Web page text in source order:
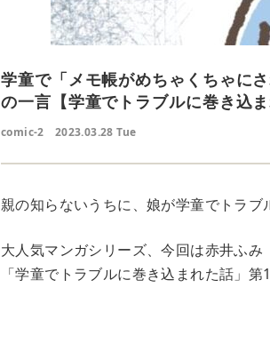
学童で「メモ帳がめちゃくちゃに
の一言【学童でトラブルに巻き込ま
comic-2 2023.03.28 Tue
親の知らないうちに、娘が学童でトラ
大人気マンガシリーズ、今回は赤井ふ
「学童でトラブルに巻き込まれた話」第